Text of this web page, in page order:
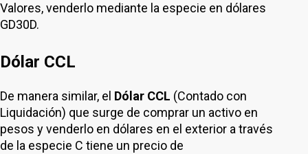
Valores, venderlo mediante la especie en dólares
GD30D.
Dólar CCL
De manera similar, el Dólar CCL (Contado con
Liquidación) que surge de comprar un activo en
pesos y venderlo en dólares en el exterior a través
de la especie C tiene un precio de